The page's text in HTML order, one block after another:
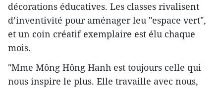
décorations éducatives. Les classes rivalisent
d’inventivité pour aménager leu "espace vert",
et un coin créatif exemplaire est élu chaque
mois.
"Mme Mông Hông Hanh est toujours celle qui
nous inspire le plus. Elle travaille avec nous,